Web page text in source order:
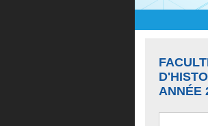
ANNÉE